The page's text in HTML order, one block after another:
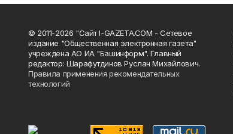
© 2011-2026 "Сайт I-GAZETA.COM - Сетевое
издание "Общественная электронная газета"
учреждена АО ИА "Башинформ". Главный
редактор: Шарафутдинов Руслан Михайлович.
Правила применения рекомендательных
технологий